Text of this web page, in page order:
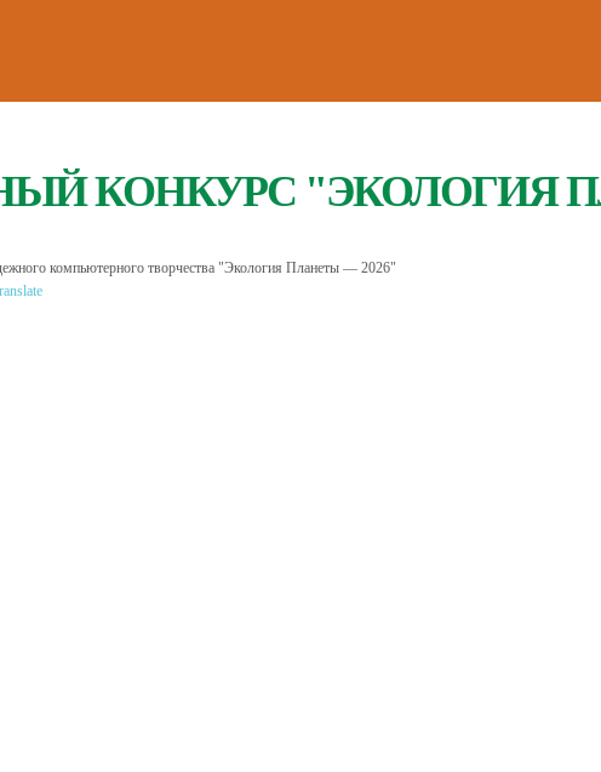
КОНКУРС "ЭКОЛОГИЯ
компьютерного творчества "Экология Планеты — 2026"